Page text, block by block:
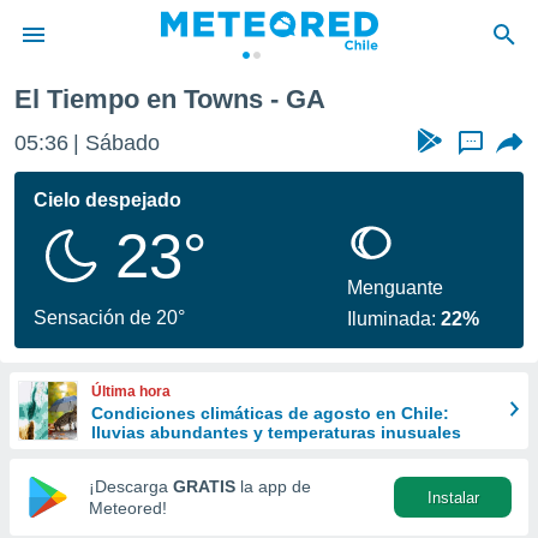
de
por
se
calidad.
a este
las
y
forma
digital
basada
El Tiempo en Towns - GA
05:36 Sábado ...
Cielo despejado
23°
Sensación de 20°
Menguante
Iluminada:22%
Última hora
Condiciones climáticas de agosto en Chile:
lluvias abundantes y temperaturas inusuales
¡Descarga GRATIS la app de
Meteored!
Instalar